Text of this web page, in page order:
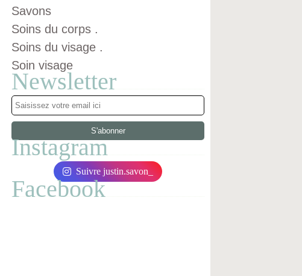
Savons
Soins du corps .
Soins du visage .
Soin visage
Newsletter
Instagram
Suivre justin.savon_
Facebook